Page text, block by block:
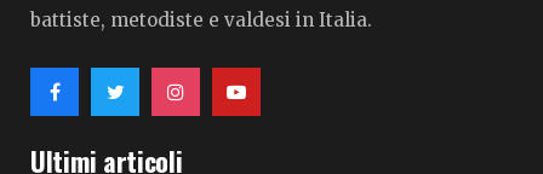
battiste, metodiste e valdesi in Italia.
Ultimi articoli